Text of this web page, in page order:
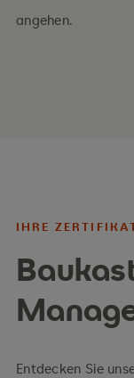
angehen.
IHRE
Entdecken Sie